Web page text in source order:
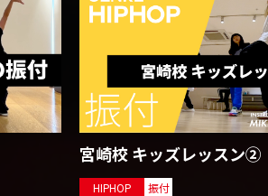
宮崎校 キッズレッスン②
HIPHOP 振付